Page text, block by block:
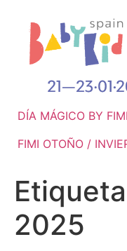
DÍA MÁGICO BY FIMI
FIMI OTOÑO /
2025